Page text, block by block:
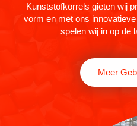
Kunststofkorrels gieten wij
vorm en met ons
spelen wij in op de
Meer